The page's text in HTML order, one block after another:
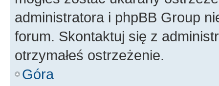
administratora i phpBB Group
forum. Skontaktuj się z
otrzymałeś ostrzeżenie.
Góra